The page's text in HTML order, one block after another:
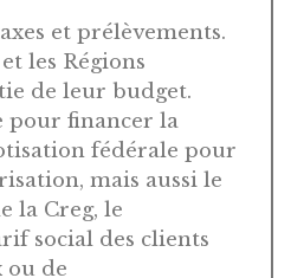
et prélèvements.
les Régions
de leur budget.
pour financer la
fédérale pour
mais aussi le
la Creg, le
social des clients
ou de